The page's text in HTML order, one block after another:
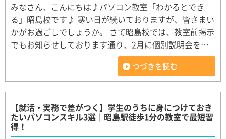
みなさん、こんにちは♪パソコン教室「わかるとでき
る」昭島校です♪ 寒い日が続いておりますが、皆さまい
かがお過ごしでしょうか。 さて昭島校では、教室前掲示
でもお知らせしております通り、2月に個別説明会を…
つづきを読む
【就活・実務で差がつく】学生のうちに身につけておき
たいパソコンスキル3選｜昭島駅徒歩1分の教室で最短習
得！